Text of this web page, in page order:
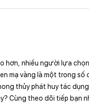
nhiều người lựa
mạ vàng là một trong số
thủy phát huy tác
Cùng theo dõi tiếp bạn